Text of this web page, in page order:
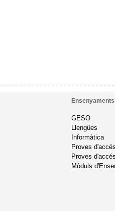
Ensenyaments
GESO
Llengües
Informàtica
Proves
Proves
Mòduls